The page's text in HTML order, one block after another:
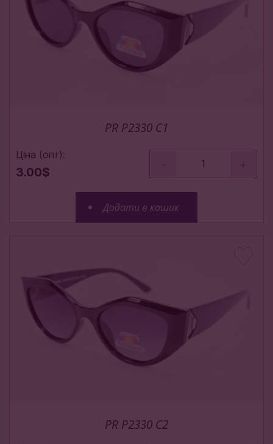
PR P2330 C1
Ціна (опт):
3.00$
- +
Додати в кошик
PR P2330 C2